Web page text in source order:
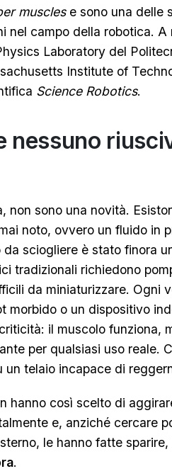
musclese sono una delle
nel campo della robotica. A
Laboratory del
Institute of
Science Robotics.
nessuno
non sono una novità.
noto, ovvero un fluido in
sciogliere è stato finora
tradizionali richiedono
da miniaturizzare. Ogni
morbido o un dispositivo
il muscolo funziona,
per qualsiasi uso reale.
telaio incapace di
hanno così scelto di
e, anziché cercare
le hanno fatte sparire,
.